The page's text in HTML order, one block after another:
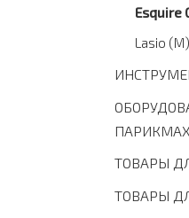
Esquire
Lasio (M)
ТОВАРЫ
ТОВАРЫ